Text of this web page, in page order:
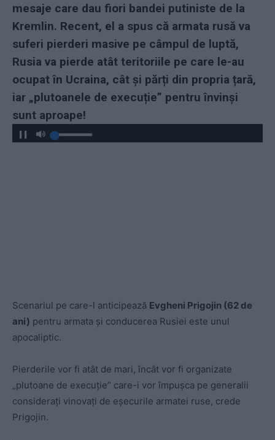
mesaje care dau fiori bandei putiniste de la
Kremlin. Recent, el a spus că armata rusă va
suferi pierderi masive pe câmpul de luptă,
Rusia va pierde atât teritoriile pe care le-au
ocupat în Ucraina, cât și părți din propria țară,
iar „plutoanele de execuție” pentru învinși
sunt aproape!
Scenariul pe care-l anticipează Evgheni Prigojin (62 de
ani) pentru armata și conducerea Rusiei este unul
apocaliptic.
Pierderile vor fi atât de mari, încât vor fi organizate
„plutoane de execuție” care-i vor împușca pe generalii
considerați vinovați de eșecurile armatei ruse, crede
Prigojin.